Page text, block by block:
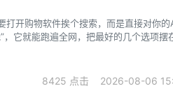
打开购物软件挨个搜索，而是直接对你的
，它就能跑遍全网，把最好的几个选项摆
8425 点击 2026-08-06